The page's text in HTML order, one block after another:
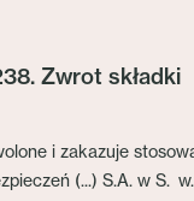
Zwrot składki
i zakazuje
(...) S.A. w S.